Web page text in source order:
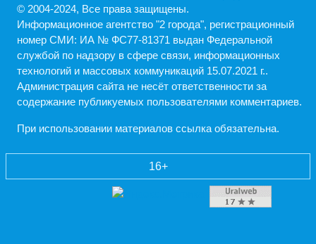
© 2004-2024, Все права защищены.
Информационное агентство "2 города", регистрационный
номер СМИ: ИА № ФС77-81371 выдан Федеральной
службой по надзору в сфере связи, информационных
технологий и массовых коммуникаций 15.07.2021 г..
Администрация cайта не несёт ответственности за
содержание публикуемых пользователями комментариев.
При использовании материалов ссылка обязательна.
16+